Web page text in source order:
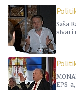
Saša
stvari
EPS-